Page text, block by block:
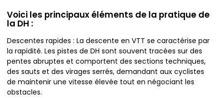
Voici les principaux éléments de la pratique de
la DH :
Descentes rapides : La descente en VTT se caractérise par
la rapidité. Les pistes de DH sont souvent tracées sur des
pentes abruptes et comportent des sections techniques,
des sauts et des virages serrés, demandant aux cyclistes
de maintenir une vitesse élevée tout en négociant les
obstacles.